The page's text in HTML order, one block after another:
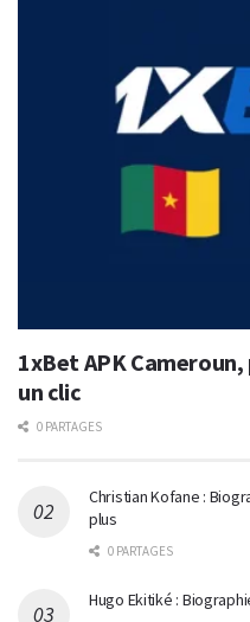
1xBet APK
un clic
0 PARTAGES
Christian Kofane :
plus
0 PARTAGES
Hugo Ekitiké :